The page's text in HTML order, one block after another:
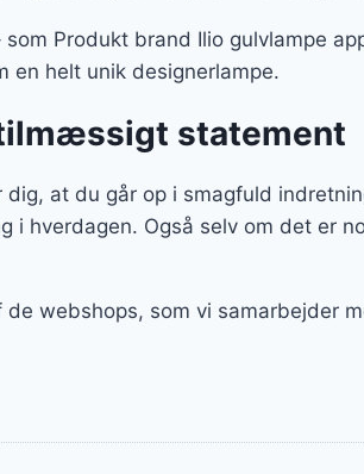
Produkt brand Ilio gulvlampe
helt unik designerlampe.
statement
at du går op i smagfuld
hverdagen. Også selv om det er
webshops, som vi samarbejder